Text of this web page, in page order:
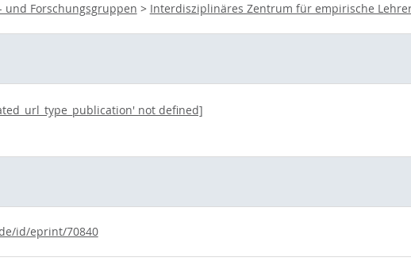
Forschungsgruppen > Interdisziplinäres Zentrum für empirische
not defined]
id/eprint/70840